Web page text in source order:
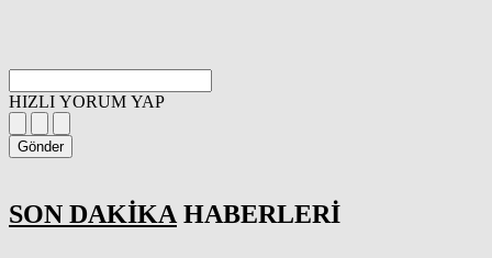
HIZLI YORUM YAP
Gönder
SON DAKİKA HABERLERİ